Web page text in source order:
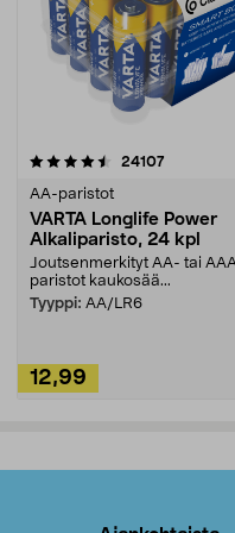
24107arvostelut
AA-paristot
VARTA Longlife Power
Alkaliparisto, 24 kpl
Joutsenmerkityt AA- tai
paristot kaukosää...
Tyyppi: AA/LR6
12,99
4.5viidestä